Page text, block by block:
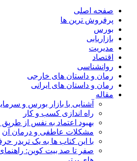
صفحه اصلی
پرفروش ترین ها
بورس
بازاریابی
مدیریت
اقتصاد
روانشناسی
رمان و داستان های خارجی
رمان و داستان های ایرانی
مقاله
آشنایی با بازار بورس و
راه اندازی کسب و کار
بهبود اعتماد به نفس از طریق
مشکلات عاطفی و درمان آن
با این کتاب ها به یک تریدر
صفر تا صد بیت کوین: